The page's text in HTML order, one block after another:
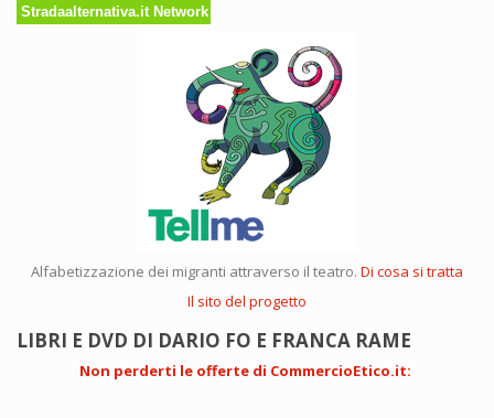
Stradaalternativa.it Network
Alfabetizzazione dei migranti attraverso il teatro. Di cosa si tratta
Il sito del progetto
LIBRI E DVD DI DARIO FO E FRANCA RAME
Non perderti le offerte di CommercioEtico.it: